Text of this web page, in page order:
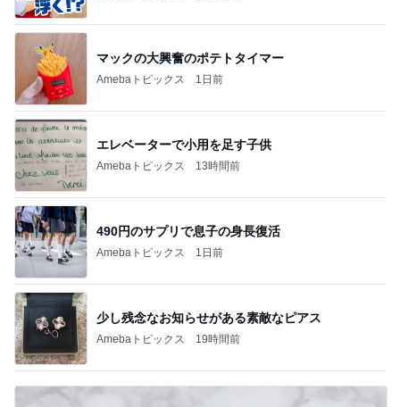
マックの大興奮のポテトタイマー
Amebaトピックス 1日前
エレベーターで小用を足す子供
Amebaトピックス 13時間前
490円のサプリで息子の身長復活
Amebaトピックス 1日前
少し残念なお知らせがある素敵なピアス
Amebaトピックス 19時間前